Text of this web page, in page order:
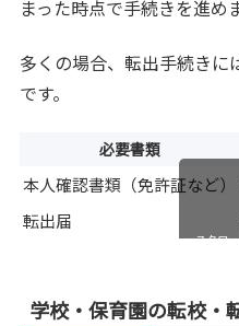
まった時点で手続きを進め
多くの場合、転出手続き
です。
必要書類
本人確認書類（免許証など）
転出届
スクロ
学校・保育園の転校・